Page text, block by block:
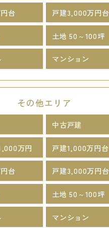
台 戸建3,000万円台
土地 50～100坪
マンション
その他エリア
中古戸建
万円 戸建1,000万円台
台 戸建3,000万円台
土地 50～100坪
マンション